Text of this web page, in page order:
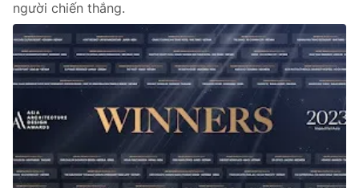
THỜI BÁO VTV
Theo dõi báo trên
Cơ quan chủ quản: Đài Truyền hình Việt Nam
Cơ quan báo chí:Thời báo VTV
Giấy phép hoạt động báo in và báo điện tử số 483/GP-BTTTT
người chiến thắng.